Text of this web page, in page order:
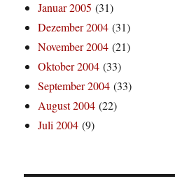
Januar 2005 (31)
Dezember 2004 (31)
November 2004 (21)
Oktober 2004 (33)
September 2004 (33)
August 2004 (22)
Juli 2004 (9)